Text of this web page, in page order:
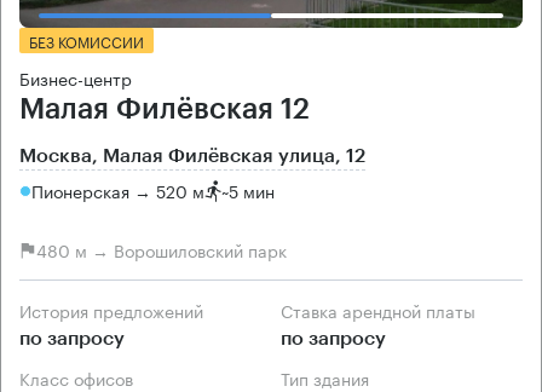
БЕЗ КОМИССИИ
Бизнес-центр
Малая Филёвская 12
Москва, Малая Филёвская улица, 12
Пионерская → 520 м ~5 мин
480 м → Ворошиловский парк
История предложений
по запросу
Ставка арендной платы
по запросу
Класс офисов Тип здания